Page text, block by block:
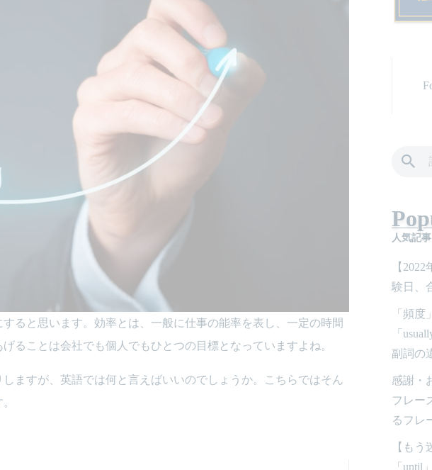
ると思います。効率とは、一般に仕事の能率を表し、一定の時間
ることは会社でも個人でもひとつの目標となっていますよね。
ますが、英語では何と言えばいいのでしょうか。こちらではそん
人気記事
【
験日、
「頻度
「
副詞の
感謝・
フレー
るフレ
【も
「until